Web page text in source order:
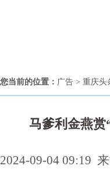
您当前的位置： 广告 > 重庆头
马爹利金燕赏
2024-09-04 09:19